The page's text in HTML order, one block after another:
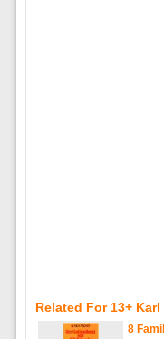
Related For 13+
8